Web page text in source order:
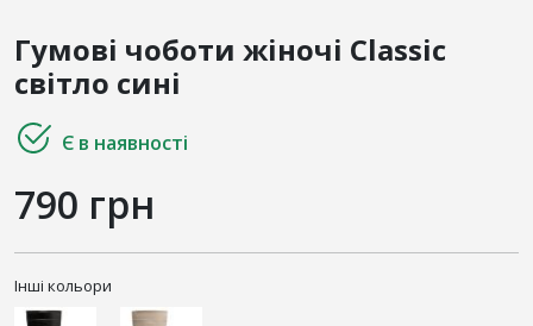
Гумові чоботи жіночі Classic
світло сині
Є в наявності
790 грн
Інші кольори